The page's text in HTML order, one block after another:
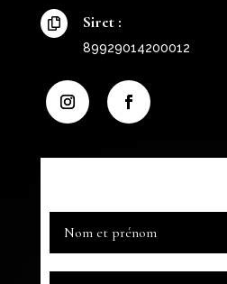
 Siret :
89929014200012